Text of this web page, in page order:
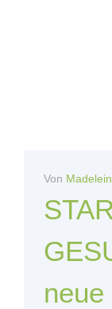
Von
neue